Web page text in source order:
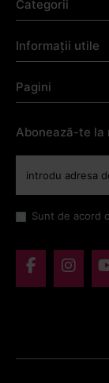
Categorii
Informații utile
Pagini
Abonează-te la
Sunt de acord